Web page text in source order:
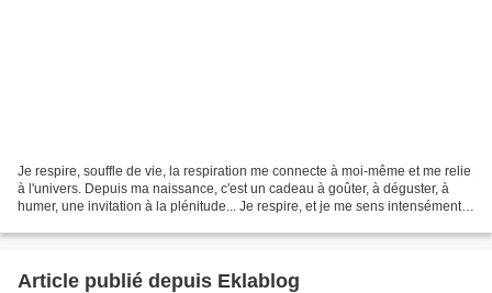
Je respire, souffle de vie, la respiration me connecte à moi-même et me relie
à l'univers. Depuis ma naissance, c'est un cadeau à goûter, à déguster, à
humer, une invitation à la plénitude... Je respire, et je me sens intensément...
Article publié depuis Eklablog